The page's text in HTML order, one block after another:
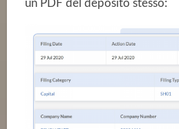
un PDF del deposito stesso: